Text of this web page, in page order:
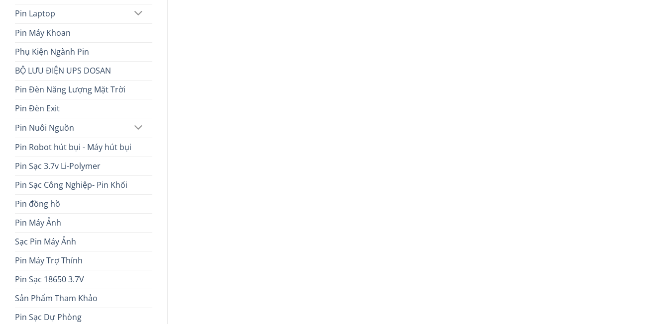
Pin Laptop
Pin Máy Khoan
Phụ Kiện Ngành Pin
BỘ LƯU ĐIỆN UPS DOSAN
Pin Đèn Năng Lượng Mặt Trời
Pin Đèn Exit
Pin Nuôi Nguồn
Pin Robot hút bụi - Máy hút bụi
Pin Sạc 3.7v Li-Polymer
Pin Sạc Công Nghiệp- Pin Khối
Pin đồng hồ
Pin Máy Ảnh
Sạc Pin Máy Ảnh
Pin Máy Trợ Thính
Pin Sạc 18650 3.7V
Sản Phẩm Tham Khảo
Pin Sạc Dự Phòng